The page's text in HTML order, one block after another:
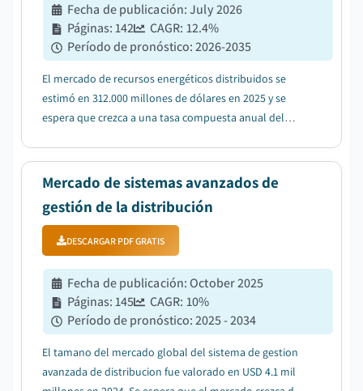
Fecha de publicación:July 2026
Páginas:142 CAGR: 12.4%
Período de pronóstico:2026-2035
El mercado de recursos energéticos distribuidos se
estimó en 312.000 millones de dólares en 2025 y se
espera que crezca a una tasa compuesta anual del
preocupaciones sobre la seguridad energética....
Mercado de sistemas avanzados de
gestión de la distribución
DESCARGAR PDF GRATIS
Fecha de publicación:October 2025
Páginas:145 CAGR: 10%
Período de pronóstico:2025 - 2034
El tamano del mercado global del sistema de gestion
avanzada de distribucion fue valorado en USD 4.1 mil